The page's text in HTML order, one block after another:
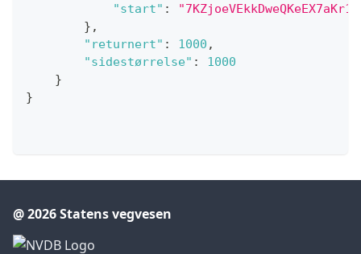
"start" :
} ,
"returnert" : 1000 ,
"sidestørrelse" :
1000
}
}
@ 2026 Statens vegvesen